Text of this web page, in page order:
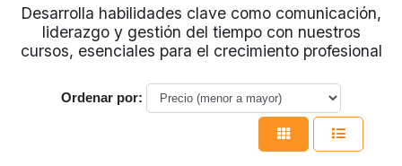
Desarrolla habilidades clave como comunicación,
liderazgo y gestión del tiempo con nuestros
cursos, esenciales para el crecimiento profesional
Ordenar por: